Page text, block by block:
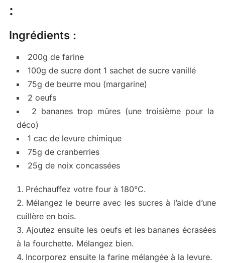
:
Ingrédients :
200g de farine
100g de sucre dont 1 sachet de sucre vanillé
75g de beurre mou (margarine)
2 oeufs
2 bananes trop mûres (une troisième pour la
déco)
1 cac de levure chimique
75g de cranberries
25g de noix concassées
Préchauffez votre four à 180°C.
Mélangez le beurre avec les sucres à l’aide d’une
cuillère en bois.
Ajoutez ensuite les oeufs et les bananes écrasées
à la fourchette. Mélangez bien.
Incorporez ensuite la farine mélangée à la levure.